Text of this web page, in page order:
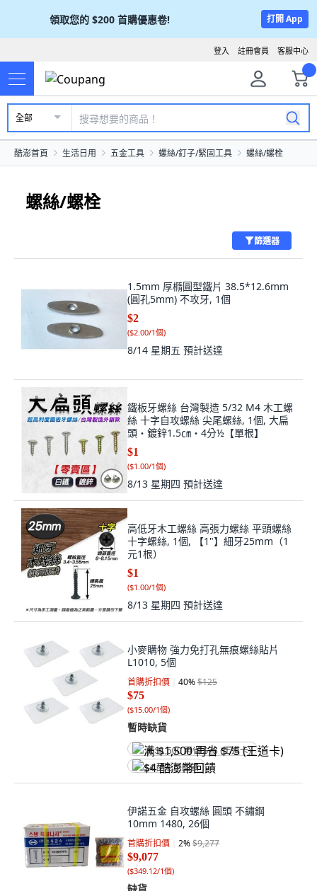
領取您的 $200 首購優惠卷! 打開 App
客服中心
註冊會員
登入
全部
酷澎首頁 生活日用 五金工具 螺絲/釘子/緊固工具 螺絲/螺栓
螺絲/螺栓
篩選器
1.5mm 厚橢圓型鐵片 38.5*12.6mm
(圓孔5mm) 不攻牙, 1個
$2
($2.00/1個)
8/14 星期五 預計送達
鐵板牙螺絲 台灣製造 5/32 M4 木工螺
絲 十字自攻螺絲 尖尾螺絲, 1個, 大扁
頭・鍍鋅1.5㎝・4分½【單根】
$1
($1.00/1個)
8/13 星期四 預計送達
高低牙木工螺絲 高張力螺絲 平頭螺絲
十字螺絲, 1個, 【1"】細牙25mm（1
元1根）
$1
($1.00/1個)
8/13 星期四 預計送達
小麥購物 強力免打孔無痕螺絲貼片
L1010, 5個
首購折扣價 40%$125
$75
($15.00/1個)
暫時缺貨
满 $1,500 再省 $75 (王道卡)
$4 酷澎幣回饋
伊諾五金 自攻螺絲 圓頭 不鏽鋼
10mm 1480, 26個
首購折扣價 2%$9,277
$9,077
($349.12/1個)